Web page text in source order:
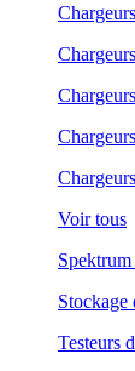
Voir tous
Stockage
Testeurs